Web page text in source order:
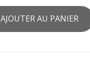
AJOUTER AU PANIER